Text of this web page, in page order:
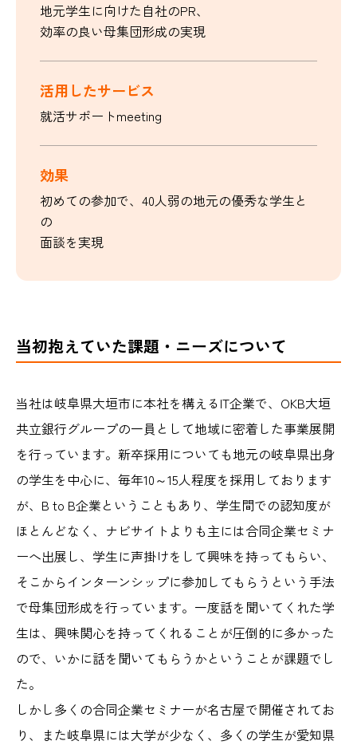
地元学生に向けた自社のPR、
効率の良い母集団形成の実現
活用したサービス
就活サポートmeeting
効果
初めての参加で、40人弱の地元の優秀な学生と
の
面談を実現
当初抱えていた課題・ニーズについて
当社は岐阜県大垣市に本社を構えるIT企業で、OKB大垣
共立銀行グループの一員として地域に密着した事業展開
を行っています。新卒採用についても地元の岐阜県出身
の学生を中心に、毎年10～15人程度を採用しております
が、B to B企業ということもあり、学生間での認知度が
ほとんどなく、ナビサイトよりも主には合同企業セミナ
ーへ出展し、学生に声掛けをして興味を持ってもらい、
そこからインターンシップに参加してもらうという手法
で母集団形成を行っています。一度話を聞いてくれた学
生は、興味関心を持ってくれることが圧倒的に多かった
ので、いかに話を聞いてもらうかということが課題でし
た。
しかし多くの合同企業セミナーが名古屋で開催されてお
り、また岐阜県には大学が少なく、多くの学生が愛知県